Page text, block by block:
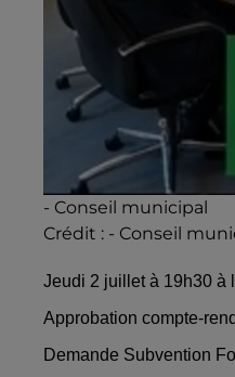
- Conseil municipal
Crédit : - Conseil
Jeudi 2 juillet à 19h30 à
Approbation compte-
Demande Subvention